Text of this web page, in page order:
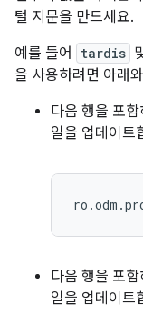
털 지문을 만드세요.
예를 들어
tardis
을 사용하려면 아래
다음 행을 포함
일을 업데이트
다음 행을 포함
일을 업데이트